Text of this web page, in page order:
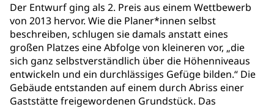
Der Entwurf ging als 2. Preis aus einem Wettbewerb
von 2013 hervor. Wie die Planer*innen selbst
beschreiben, schlugen sie damals anstatt eines
großen Platzes eine Abfolge von kleineren vor, „die
sich ganz selbstverständlich über die Höhenniveaus
entwickeln und ein durchlässiges Gefüge bilden.“ Die
Gebäude entstanden auf einem durch Abriss einer
Gaststätte freigewordenen Grundstück. Das